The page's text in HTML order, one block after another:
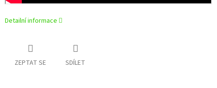
Detailní informace
ZEPTAT SE SDÍLET